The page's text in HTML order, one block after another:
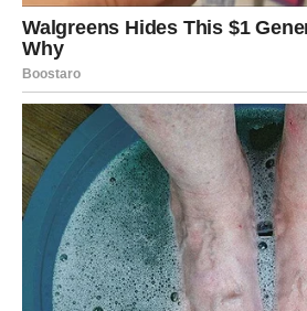
KOJA LEČI SRCE
Ribe su možda najviše osećale
perioda. Vaša sposobnost da volite
je dovodila do razočaranja.
Ali sada dolazi ljubav koja vas ne
isceljuje.
Ako ste u vezi